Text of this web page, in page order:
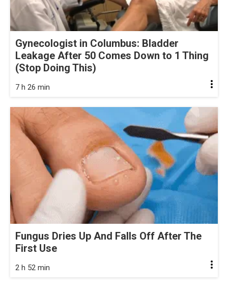
Gynecologist in Columbus: Bladder
Leakage After 50 Comes Down to 1 Thing
(Stop Doing This)
7 h 26 min
Fungus Dries Up And Falls Off After The
First Use
2 h 52 min